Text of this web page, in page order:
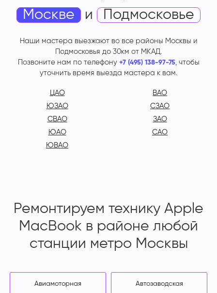
Москве
и Подмосковье
Наши мастера выезжают во все районы Москвы и
Подмосковья до 30км от МКАД.
Позвоните нам по телефону +7 (495) 138-97-75, чтобы
уточнить время выезда мастера к вам.
ЦАО
ЮЗАО
СВАО
ЮАО
ЮВАО
ВАО
СЗАО
ЗАО
САО
Ремонтируем технику Apple
MacBook в районе любой
станции метро Москвы
Авиамоторная Автозаводская